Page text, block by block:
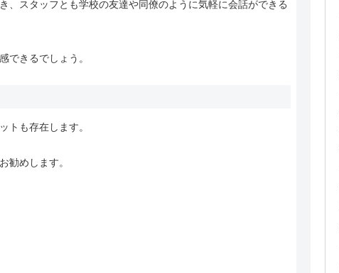
、スタッフとも学校の友達や同僚のように気軽に会話ができる
できるでしょう。
トも存在します。
勧めします。